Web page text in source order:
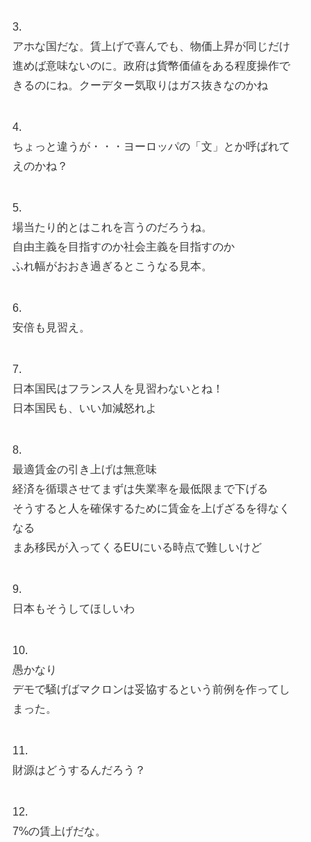
3.
アホな国だな。賃上げで喜んでも、物価上昇が同じだけ
進めば意味ないのに。政府は貨幣価値をある程度操作で
きるのにね。クーデター気取りはガス抜きなのかね
4.
ちょっと違うが・・・ヨーロッパの「文」とか呼ばれて
えのかね？
5.
場当たり的とはこれを言うのだろうね。
自由主義を目指すのか社会主義を目指すのか
ふれ幅がおおき過ぎるとこうなる見本。
6.
安倍も見習え。
7.
日本国民はフランス人を見習わないとね！
日本国民も、いい加減怒れよ
8.
最適賃金の引き上げは無意味
経済を循環させてまずは失業率を最低限まで下げる
そうすると人を確保するために賃金を上げざるを得なく
なる
まあ移民が入ってくるEUにいる時点で難しいけど
9.
日本もそうしてほしいわ
10.
愚かなり
デモで騒げばマクロンは妥協するという前例を作ってし
まった。
11.
財源はどうするんだろう？
12.
7%の賃上げだな。